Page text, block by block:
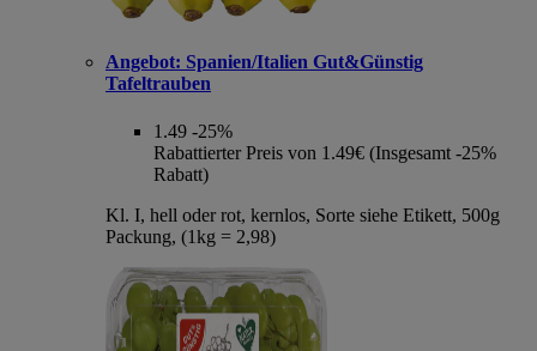
Angebot: Spanien/Italien Gut&Günstig
Tafeltrauben
1.49 -25%
Rabattierter Preis von 1.49€ (Insgesamt -25%
Rabatt)
Kl. I, hell oder rot, kernlos, Sorte siehe Etikett, 500g
Packung, (1kg = 2,98)